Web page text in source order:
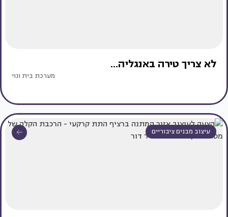
לא צריך טירה באנגליה...
מערכת בית ונוי
עיצוב מבנים ציבוריים